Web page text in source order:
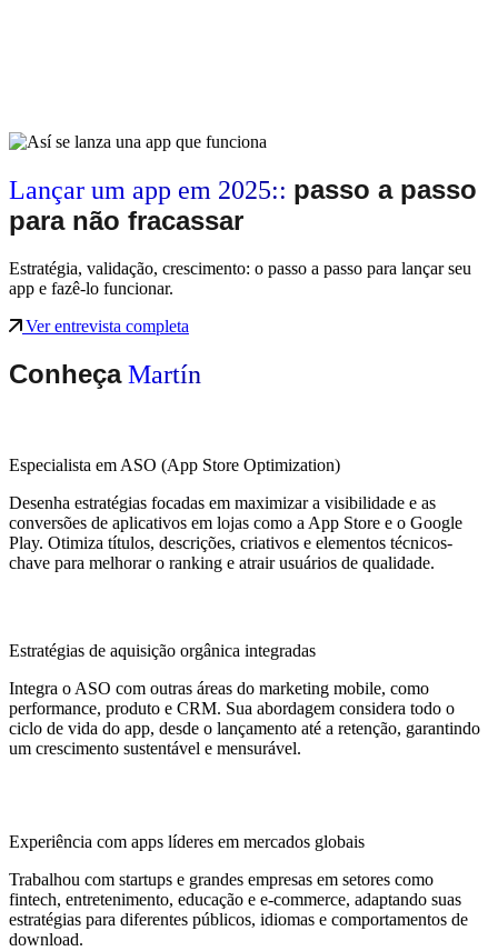
Lançar um app em 2025:: passo a passo
para não fracassar
Estratégia, validação, crescimento: o passo a passo para lançar seu
app e fazê-lo funcionar.
Ver entrevista completa
Conheça Martín
Especialista em ASO (App Store Optimization)
Desenha estratégias focadas em maximizar a visibilidade e as
conversões de aplicativos em lojas como a App Store e o Google
Play. Otimiza títulos, descrições, criativos e elementos técnicos-
chave para melhorar o ranking e atrair usuários de qualidade.
Estratégias de aquisição orgânica integradas
Integra o ASO com outras áreas do marketing mobile, como
performance, produto e CRM. Sua abordagem considera todo o
ciclo de vida do app, desde o lançamento até a retenção, garantindo
um crescimento sustentável e mensurável.
Experiência com apps líderes em mercados globais
Trabalhou com startups e grandes empresas em setores como
fintech, entretenimento, educação e e-commerce, adaptando suas
estratégias para diferentes públicos, idiomas e comportamentos de
download.